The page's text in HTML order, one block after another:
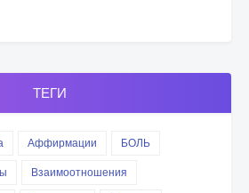
ТЕГИ
Аффирмации
БОЛЬ
Взаимоотношения